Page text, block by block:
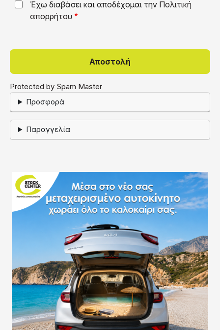
Έχω διαβάσει και αποδέχομαι την Πολιτική
απορρήτου
Protected by Spam Master
Προσφορά
Παραγγελία